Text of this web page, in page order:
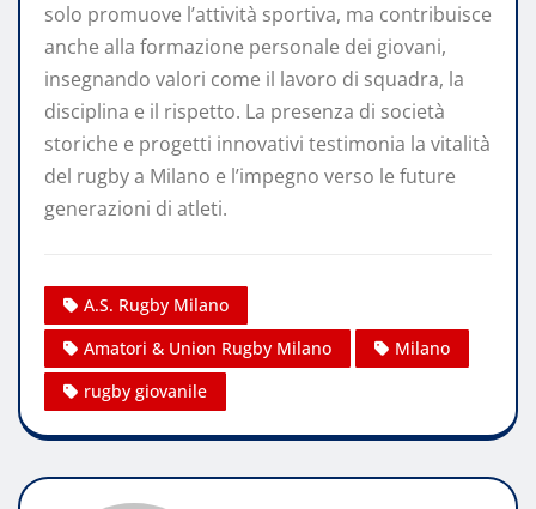
solo promuove l’attività sportiva, ma contribuisce
anche alla formazione personale dei giovani,
insegnando valori come il lavoro di squadra, la
disciplina e il rispetto. La presenza di società
storiche e progetti innovativi testimonia la vitalità
del rugby a Milano e l’impegno verso le future
generazioni di atleti.
A.S. Rugby Milano
Amatori & Union Rugby Milano
Milano
rugby giovanile